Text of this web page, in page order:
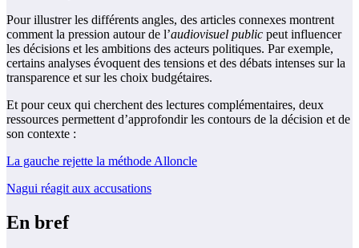
Pour illustrer les différents angles, des articles connexes montrent
comment la pression autour de l’audiovisuel public peut influencer
les décisions et les ambitions des acteurs politiques. Par exemple,
certains analyses évoquent des tensions et des débats intenses sur la
transparence et sur les choix budgétaires.
Et pour ceux qui cherchent des lectures complémentaires, deux
ressources permettent d’approfondir les contours de la décision et de
son contexte :
La gauche rejette la méthode Alloncle
Nagui réagit aux accusations
En bref